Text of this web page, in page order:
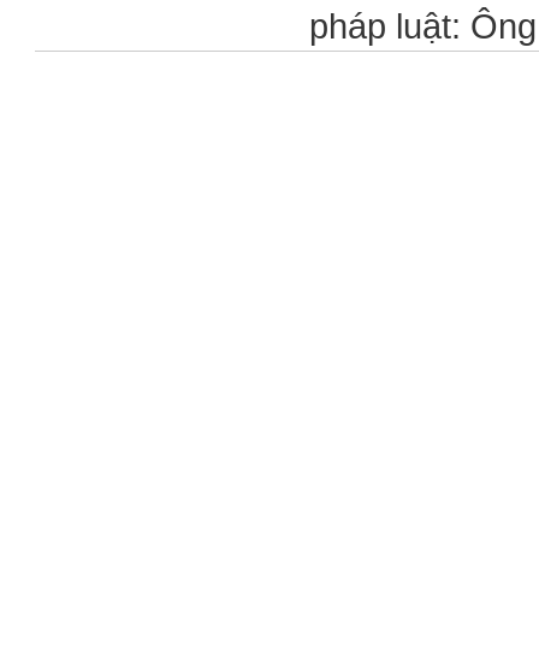
pháp luật: